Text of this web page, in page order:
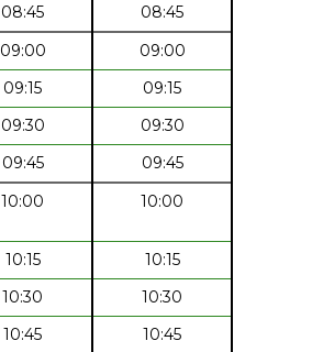
08:45
08:45
09:00
09:00
09:15
09:15
09:30
09:30
09:45
09:45
10:00 10:00
10:15
10:15
10:30
10:30
10:45
10:45